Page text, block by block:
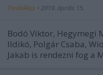
TörökÁkos • 2019. április 15.
Bodó Viktor, Hegymegi
Ildikó, Polgár Csaba,
Jakab is rendezni fog a